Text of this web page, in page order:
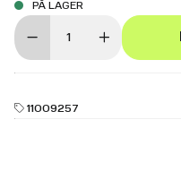
PÅ LAGER
11009257